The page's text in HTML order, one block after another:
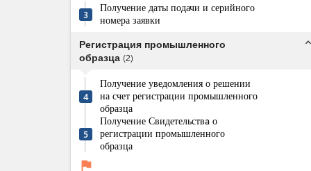
3
Получение даты подачи и серийного
номера заявки
Регистрация промышленного
образца (2)
expand_less
4
Получение уведомления о решении
на счет регистрации промышленного
образца
5
Получение Свидетельствa о
регистрации промышленного
образца
flag